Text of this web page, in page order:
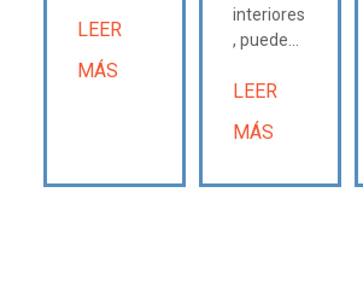
LEER
MÁS
interiores
, puede...
LEER
MÁS